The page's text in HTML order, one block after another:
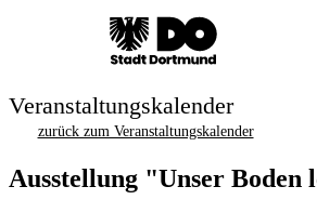
Veranstaltungskalender
zurück zum Veranstaltungskalender
Ausstellung "Unser Boden